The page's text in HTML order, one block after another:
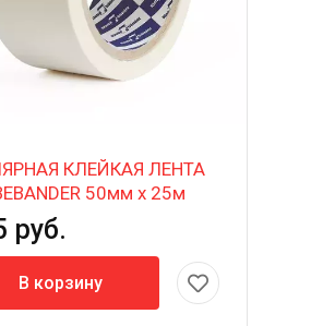
КЛЕЙКАЯ ЛЕНТА
50мм х 25м
руб.
В корзину